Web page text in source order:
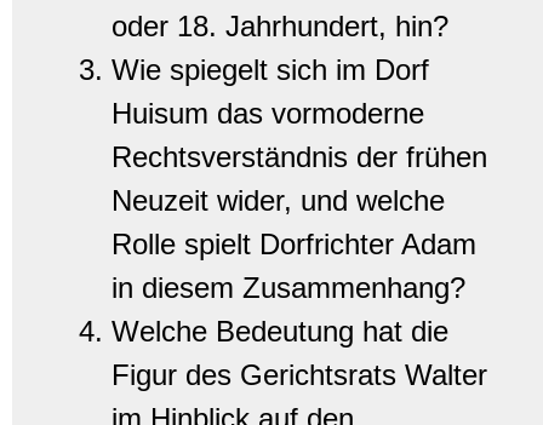
oder 18. Jahrhundert, hin?
Wie spiegelt sich im Dorf
Huisum das vormoderne
Rechtsverständnis der frühen
Neuzeit wider, und welche
Rolle spielt Dorfrichter Adam
in diesem Zusammenhang?
Welche Bedeutung hat die
Figur des Gerichtsrats Walter
im Hinblick auf den